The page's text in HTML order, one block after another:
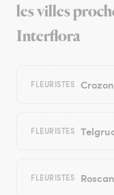
les villes
Interflora
FLEURISTES Crozon
FLEURISTES
FLEURISTES